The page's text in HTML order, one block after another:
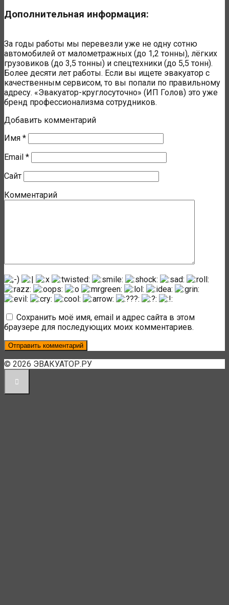
Дополнительная информация:
За годы работы мы перевезли уже не одну сотню
автомобилей от малометражных (до 1,2 тонны), лёгких
грузовиков (до 3,5 тонны) и спецтехники (до 5,5 тонн).
Более десяти лет работы. Если вы ищете эвакуатор с
качественным сервисом, то вы попали по правильному
адресу. «Эвакуатор-круглосуточно» (ИП Голов) это уже
бренд профессионализма сотрудников.
Добавить комментарий
Имя *
Email *
Сайт
Комментарий
Сохранить моё имя, email и адрес сайта в этом
браузере для последующих моих комментариев.
© 2026 ЭВАКУАТОР.РУ